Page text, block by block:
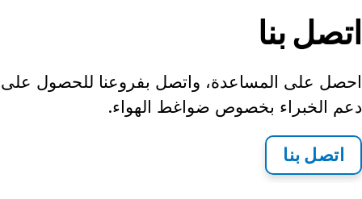
اتصل بنا
احصل على المساعدة، واتصل بفروعنا للحصول على
دعم الخبراء بخصوص ضواغط الهواء.
اتصل بنا